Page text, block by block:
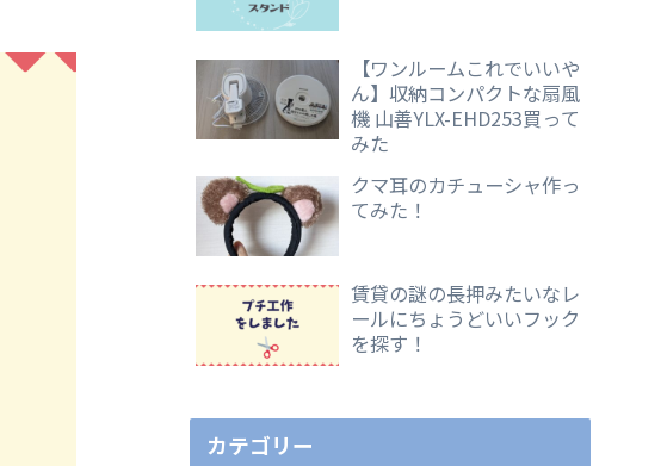
【ワンルームこれでいいや
ん】収納コンパクトな扇風
機 山善YLX-EHD253買って
みた
クマ耳のカチューシャ作っ
てみた！
賃貸の謎の長押みたいなレ
ールにちょうどいいフック
を探す！
カテゴリー